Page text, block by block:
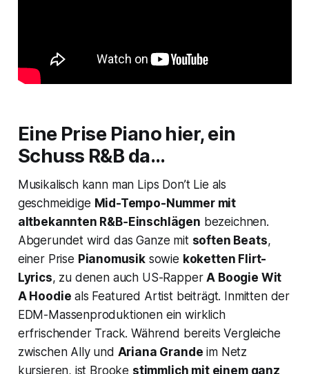
Eine Prise Piano hier, ein
Schuss R&B da…
Musikalisch kann man Lips Don’t Lie als
geschmeidige Mid-Tempo-Nummer mit
altbekannten R&B‑Einschlägen bezeichnen.
Abgerundet wird das Ganze mit soften Beats,
einer Prise Pianomusiksowie koketten Flirt-
Lyrics, zu denen auch US-RapperA Boogie Wit
A Hoodie als Featured Artist beiträgt. Inmitten der
EDM-Massenproduktionen ein wirklich
erfrischender Track. Während bereits Vergleiche
zwischen Ally und Ariana Grande im Netz
kursieren, ist Brooke stimmlich mit einem ganz